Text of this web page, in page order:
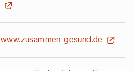
www.zusammen-gesund.de